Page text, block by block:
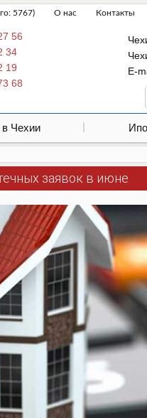
5767) О нас Контакты
Е-
56
34
19
68
Чехии
заявок в июне